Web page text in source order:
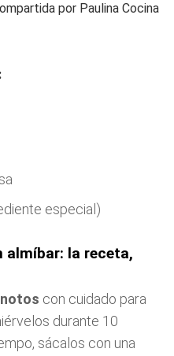
por Paulina Cocina
especial)
almíbar: la receta,
con cuidado para
durante 10
sácalos con una